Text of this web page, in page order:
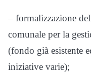
– formalizzazione
comunale per la
(fondo già esistente
iniziative varie);